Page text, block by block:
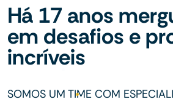
Há 17 anos
em desafios e
incríveis
SOMOS UM TIME COM